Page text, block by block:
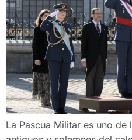
La Pascua Militar es uno